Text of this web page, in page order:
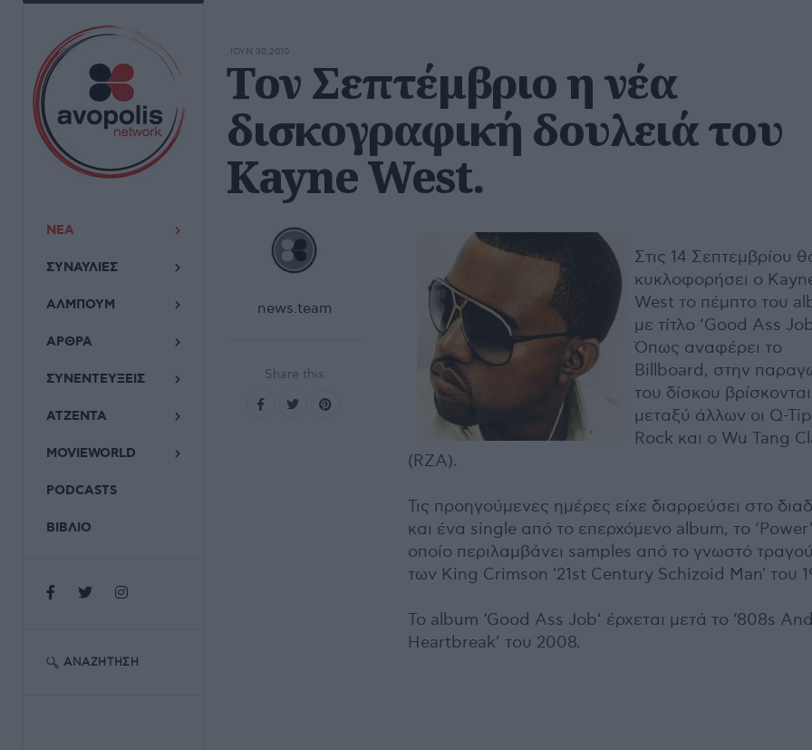
ΝΕΑ
ΣΥΝΑΥΛΙΕΣ
ΑΛΜΠΟΥΜ
ΑΡΘΡΑ
ΣΥΝΕΝΤΕΥΞΕΙΣ
ΑΤΖΕΝΤΑ
MOVIEWORLD
PODCASTS
ΒΙΒΛΙΟ
ΑΝΑΖΉΤΗΣΗ
ΙΟΥΝ 30,2010
Τον Σεπτέμβριο η νέα
δισκογραφική δουλειά του
Kayne West.
news.team
Share this
Στις 14 Σεπτεμβρίου
κυκλοφορήσει ο
West το πέμπτο του
με τίτλο ‘Good Ass
Όπως αναφέρει το
Billboard, στην
του δίσκου βρίσκονται
μεταξύ άλλων οι Q-
Rock και ο Wu Tang
(RZA).
Τις προηγούμενες ημέρες είχε διαρρεύσει στο
και ένα single από το επερχόμενο album, το
οποίο περιλαμβάνει samples από το γνωστό
των King Crimson '21st Century Schizoid Man' του
To album ‘Good Ass Job’ έρχεται μετά το ‘808s
Heartbreak’ του 2008.